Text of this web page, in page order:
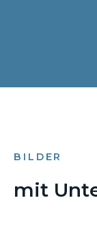
BILDER
mit